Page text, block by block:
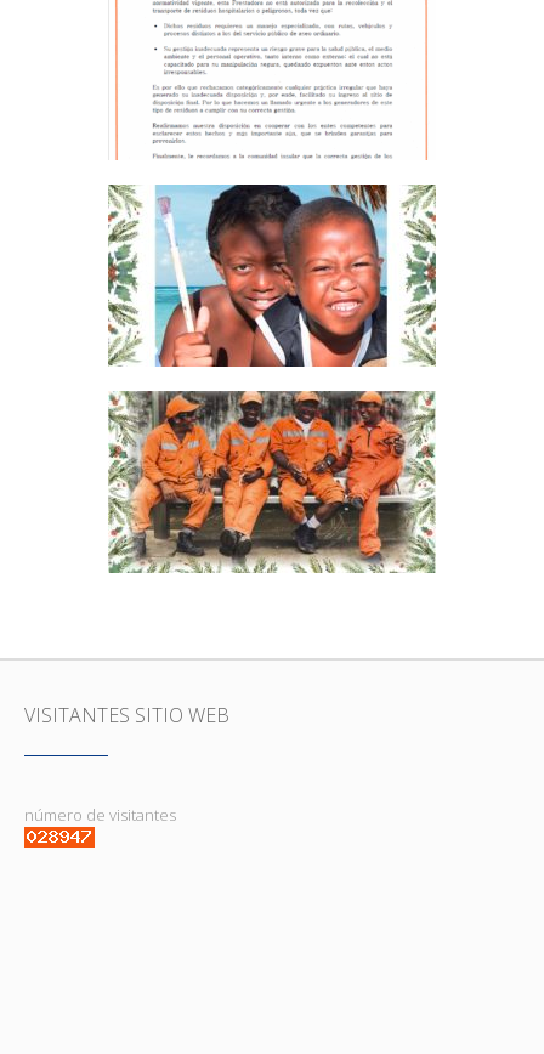
COMUNICADO – RESIDUOS
HOSPITALARIOS
BASURAS, COMUNIDAD
FELICES FIESTAS Y PROSPERO
AÑO NUEVO 2024
BASURAS, COMUNIDAD
POR UNA NAVIDAD Y UN AÑO
NUEVO LIMPIO
BASURAS, COMUNIDAD
VISITANTES SITIO WEB
número de visitantes